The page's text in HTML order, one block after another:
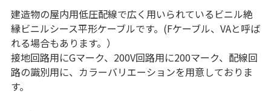
建造物の屋内用低圧配線で広く用いられているビニル絶
縁ビニルシース平形ケーブルです。(Fケーブル、VAと呼ば
れる場合もあります。）
接地回路用にGマーク、200V回路用に200マーク、配線回
路の識別用に、カラーバリエーションを用意しておりま
す。